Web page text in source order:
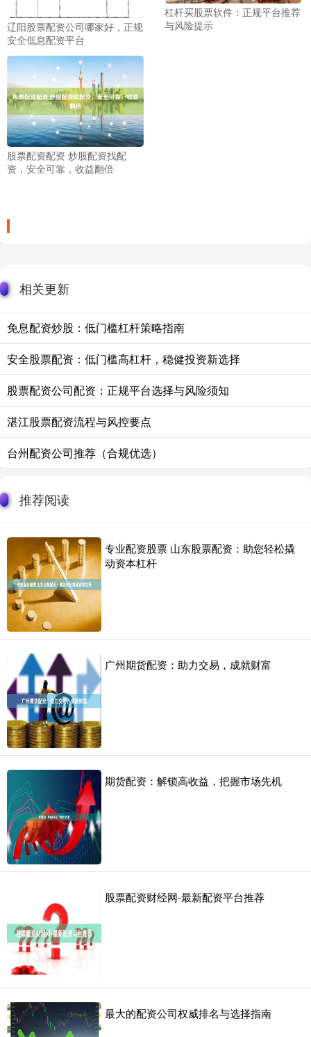
辽阳股票配资公司哪家好，正规
安全低息配资平台
杠杆买股票软件：正规平台推荐
与风险提示
股票配资配资 炒股配资找配
资，安全可靠，收益翻倍
相关更新
免息配资炒股：低门槛杠杆策略指南
安全股票配资：低门槛高杠杆，稳健投资新选择
股票配资公司配资：正规平台选择与风险须知
湛江股票配资流程与风控要点
台州配资公司推荐（合规优选）
推荐阅读
专业配资股票 山东股票配资：助您轻松撬
动资本杠杆
广州期货配资：助力交易，成就财富
期货配资：解锁高收益，把握市场先机
股票配资财经网-最新配资平台推荐
最大的配资公司权威排名与选择指南